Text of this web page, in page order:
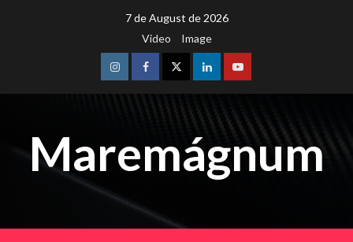
7 de August de 2026
Video
Image
InstagramFacebookTwitterLinkedinYoutube
Maremágnum